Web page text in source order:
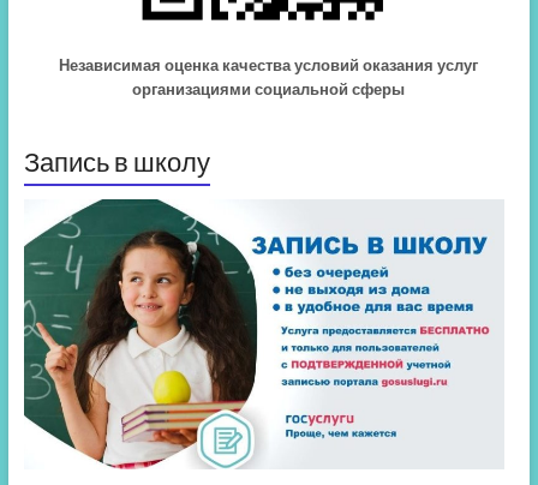
Независимая оценка качества условий оказания услуг
организациями социальной сферы
Запись в школу